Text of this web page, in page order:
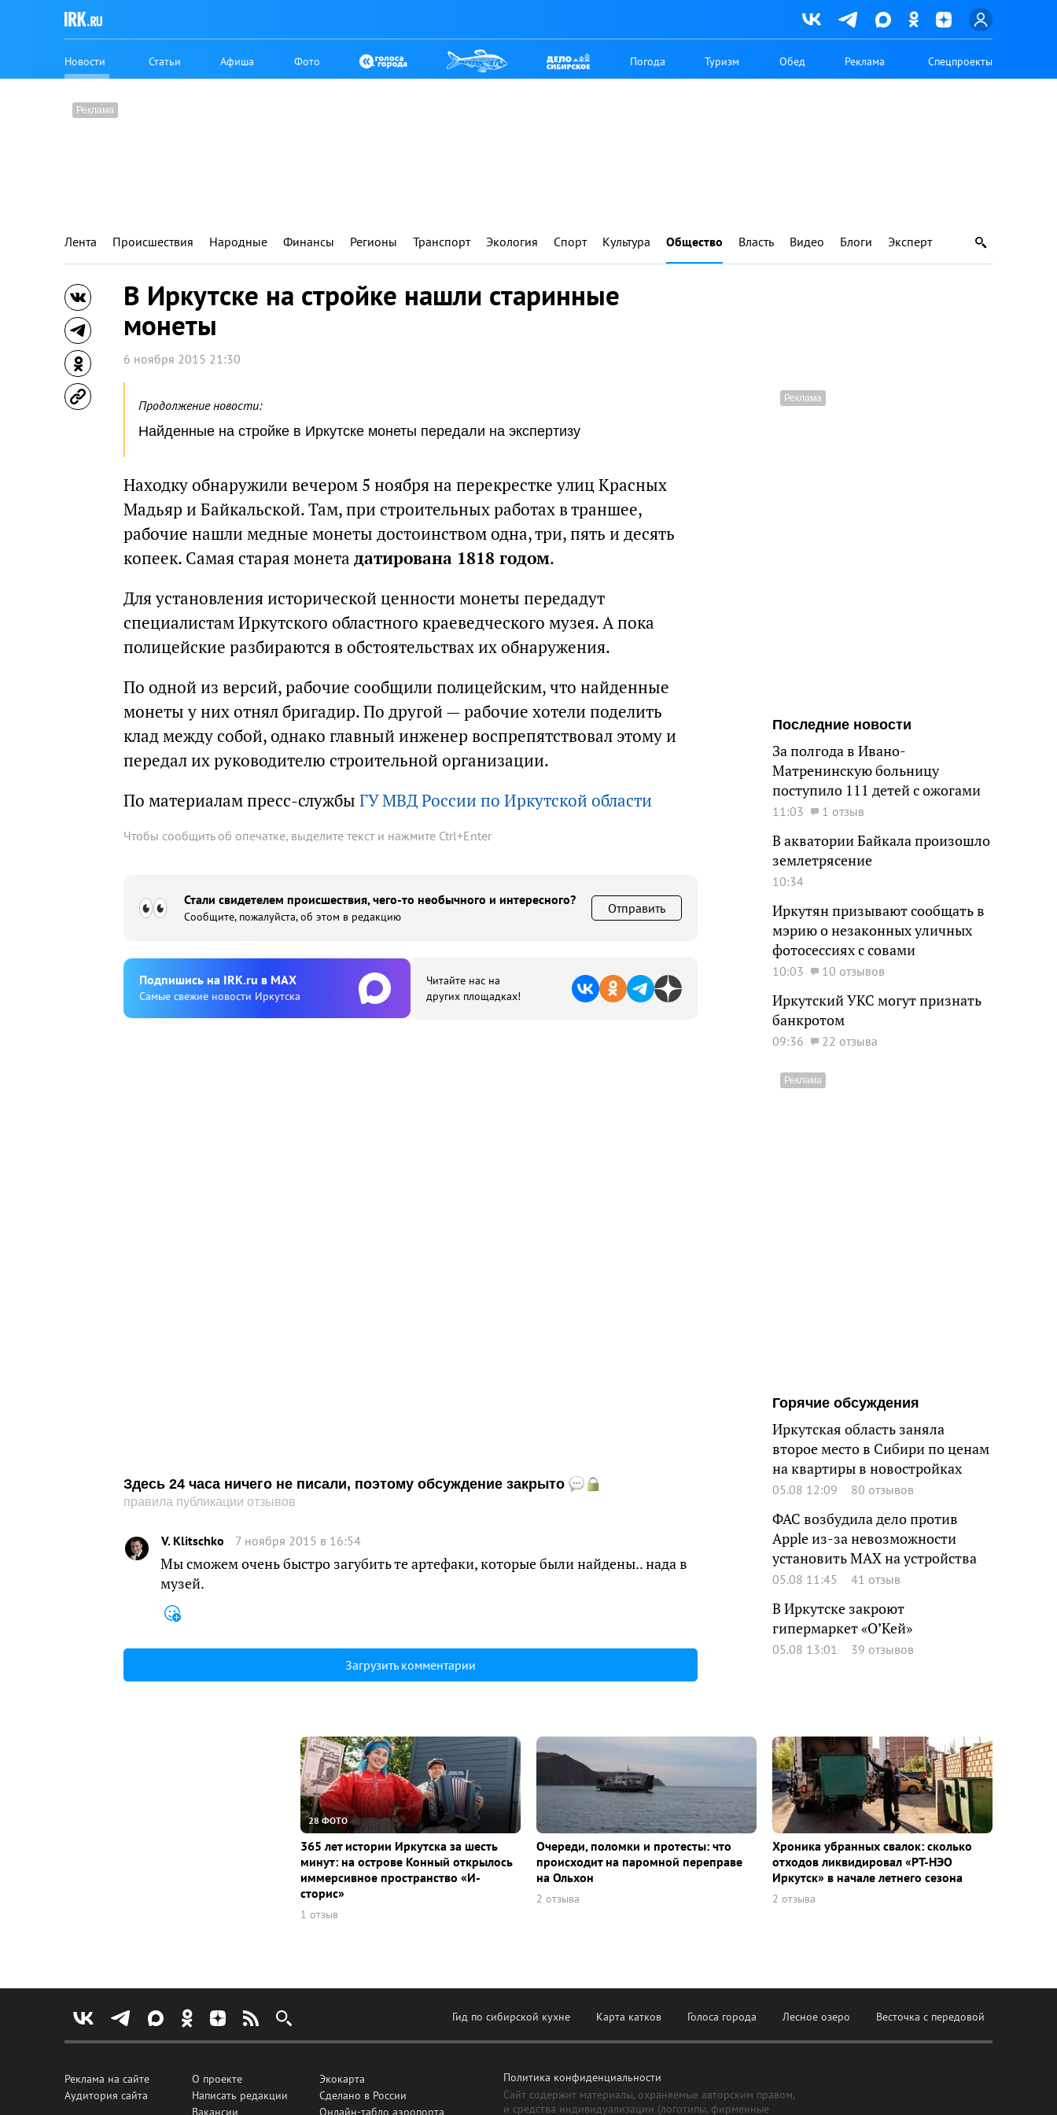
Новости Статьи Афиша Фото Погода Туризм Обед Реклама Спецпроекты
Лента Происшествия Народные Финансы Регионы Транспорт Экология Спорт Культура Общество Власть Видео Блоги Эксперт
В Иркутске на стройке нашли старинные
монеты
6 ноября 2015 21:30
Продолжение новости:
Найденные на стройке в Иркутске монеты передали на экспертизу
Находку обнаружили вечером 5 ноября на перекрестке улиц Красных
Мадьяр и Байкальской. Там, при строительных работах в траншее,
рабочие нашли медные монеты достоинством одна, три, пять и десять
копеек. Самая старая монета датирована 1818 годом.
Для установления исторической ценности монеты передадут
специалистам Иркутского областного краеведческого музея. А пока
полицейские разбираются в обстоятельствах их обнаружения.
По одной из версий, рабочие сообщили полицейским, что найденные
монеты у них отнял бригадир. По другой — рабочие хотели поделить
клад между собой, однако главный инженер воспрепятствовал этому и
передал их руководителю строительной организации.
По материалам пресс-службы ГУ МВД России по Иркутской области
Чтобы сообщить об опечатке, выделите текст и нажмите Ctrl+Enter
Стали свидетелем происшествия, чего-то необычного и интересного?
Сообщите, пожалуйста, об этом в редакцию
Отправить
Подпишиcь на IRK.ru в MAX
Cамые свежие новости Иркутска
Читайте нас на
других площадках!
Здесь 24 часа ничего не писали, поэтому обсуждение закрыто
правила публикации отзывов
V. Klitschko 7 ноября 2015 в 16:54
Мы сможем очень быстро загубить те артефаки, которые были найдены.. нада в
музей.
Загрузить комментарии
Последние новости
За полгода в Ивано-
Матренинскую больницу
поступило 111 детей с ожогами
11:03 1 отзыв
В акватории Байкала произошло
землетрясение
10:34
Иркутян призывают сообщать в
мэрию о незаконных уличных
фотосессиях с совами
10:03 10 отзывов
Иркутский УКС могут признать
банкротом
09:36 22 отзыва
Горячие обсуждения
Иркутская область заняла
второе место в Сибири по ценам
на квартиры в новостройках
05.08 12:09 80 отзывов
ФАС возбудила дело против
Apple из-за невозможности
установить MAX на устройства
05.08 11:45 41 отзыв
В Иркутске закроют
гипермаркет «О’Кей»
05.08 13:01 39 отзывов
28 ФОТО
365 лет истории Иркутска за шесть
минут: на острове Конный открылось
иммерсивное пространство «И-
сторис»
1 отзыв
Очереди, поломки и протесты: что
происходит на паромной переправе
на Ольхон
2 отзыва
Хроника убранных свалок: сколько
отходов ликвидировал «РТ-НЭО
Иркутск» в начале летнего сезона
2 отзыва
Гид по сибирской кухне Карта катков Голоса города Лесное озеро Весточка с передовой
Реклама на сайте
Аудитория сайта
О проекте
Написать редакции
Вакансии
Экокарта
Сделано в России
Онлайн-табло аэропорта
Политика конфиденциальности
Сайт содержит материалы, охраняемые авторским правом,
и средства индивидуализации (логотипы, фирменные